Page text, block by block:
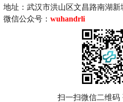
地址：武汉市洪山区文昌路南湖新
微信公众号： wuhandrli
扫一扫微信二维码